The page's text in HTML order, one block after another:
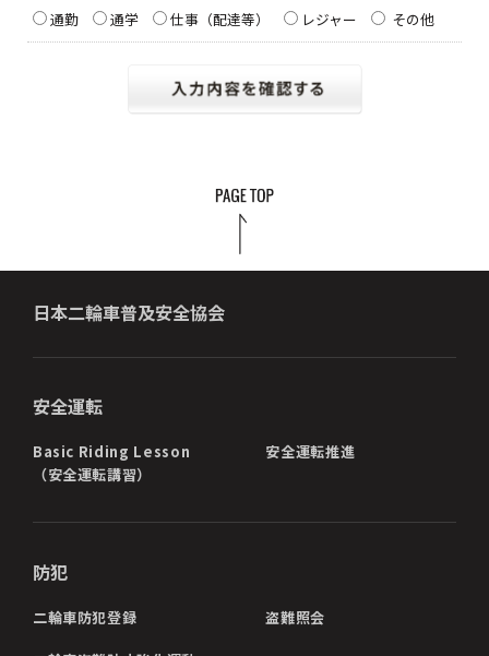
通勤 通学 仕事（配達等） レジャー その他
日本二輪車普及安全協会
安全運転
Basic Riding Lesson
（安全運転講習）
安全運転推進
防犯
二輪車防犯登録 盗難照会